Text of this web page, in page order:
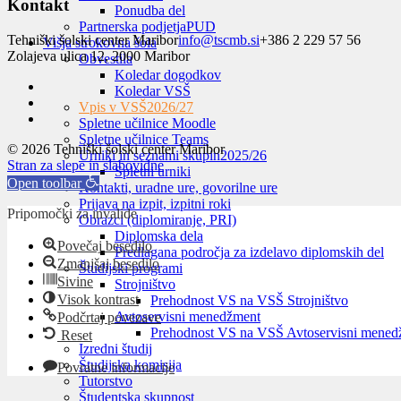
Ponudba del
Partnerska podjetjaPUD
Višja strokovna šola
Obvestila
Koledar dogodkov
Koledar VSŠ
Vpis v VSŠ2026/27
Spletne učilnice Moodle
Spletne učilnice Teams
Urniki in seznami skupin2025/26
Spletni urniki
Kontakti, uradne ure, govorilne ure
Prijava na izpit, izpitni roki
Obrazci (diplomiranje, PRI)
Diplomska dela
Predlagana področja za izdelavo diplomskih del
Študijski programi
Strojništvo
Prehodnost VS na VSŠ Strojništvo
Avtoservisni menedžment
Prehodnost VS na VSŠ Avtoservisni
Izredni študij
Študijska komisija
Tutorstvo
Študentska skupnost
Kontakt
Tehniški šolski center Mariborinfo@tscmb.si+386 2 229 57 56
Zolajeva ulica 12, 2000 Maribor
© 2026 Tehniški šolski center Maribor
Stran za slepe in slabovidne
Open toolbar
Pripomočki za invalide
Povečaj besedilo
Zmanjšaj besedilo
Sivine
Visok kontrast
Podčrtaj povezave
Reset
Povratne informacije